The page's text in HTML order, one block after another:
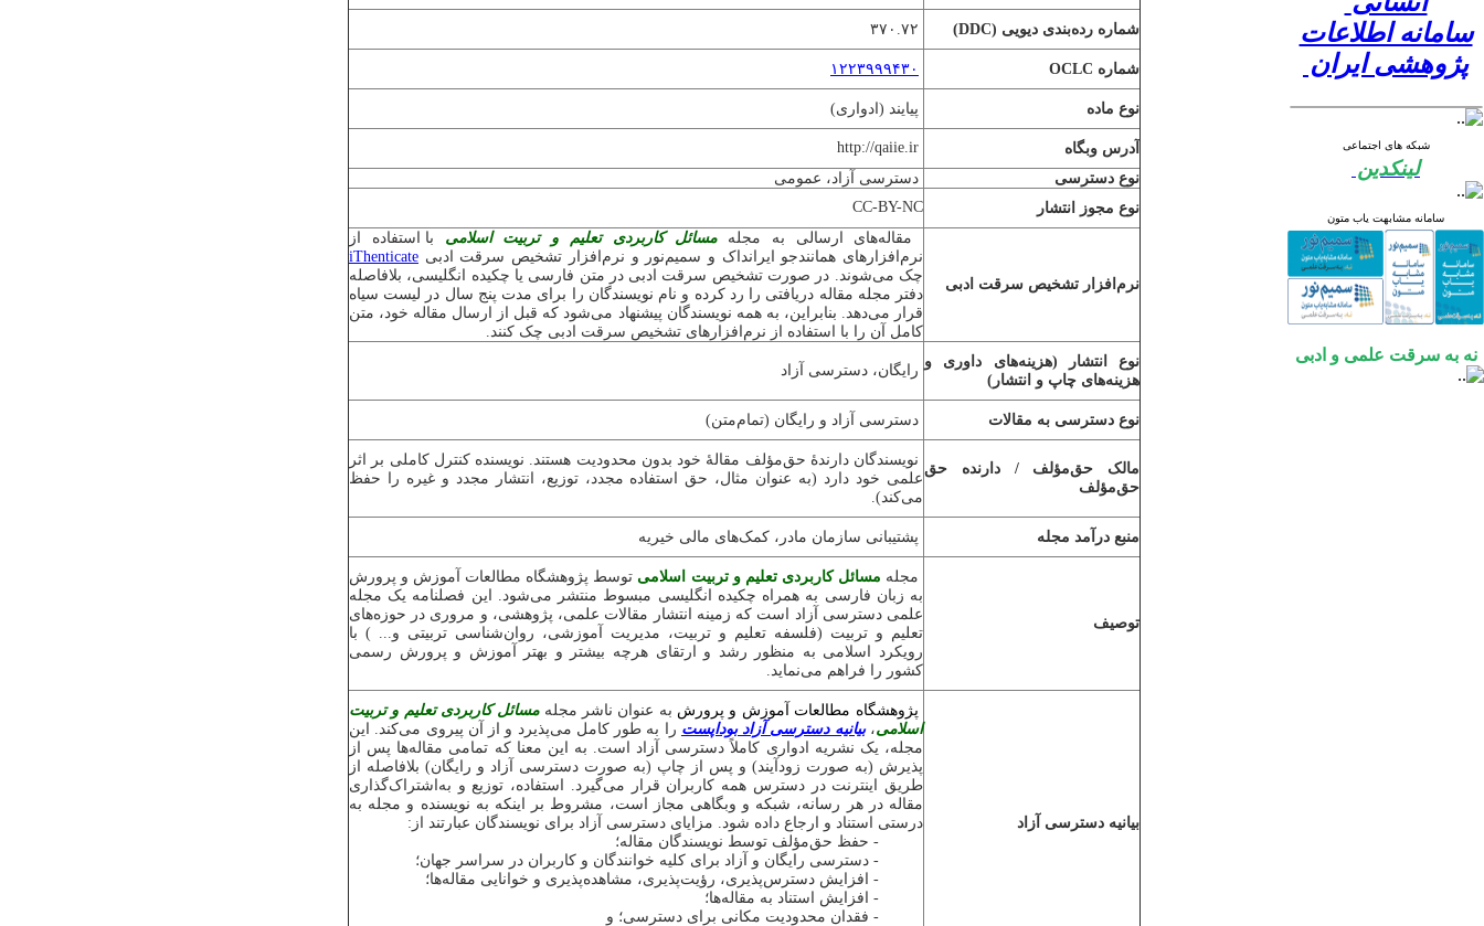
سامانه اطلاعات
پژوهشی ایران
شبکه های اجتماعی
لینکدین
سامانه مشابهت یاب متون
نه به سرقت علمی و ادبی
شماره رده‌بندی دیویی (DDC
)
شماره OCLC ۱۲۲۳۹۹۹۴۳۰
نوع ماده پیایند (ادواری)
آدرس وبگاه
http://qaiie.ir
نوع دسترسی
دسترسی آزاد، عمومی
نوع مجوز انتشار
CC-BY-NC
نرم‌افزار تشخیص سرقت ادبی
مقاله‌های ارسالی به مجلهمسائل کاربردی تعلیم و تربیت اسلامی
با استفاده از
نرم‌افزارهای همانندجو ایرانداک و سمیم‌نور و نرم‌افزار تشخیص سرقت ادبی iThenticate
چک می‌شوند. در صورت تشخیص سرقت ادبی در متن فارسی یا چکیده انگلیسی، بلافاصله
دفتر مجله مقاله دریافتی را رد کرده و نام نویسندگان را برای مدت پنج سال در لیست سیاه
قرار می‌دهد. بنابراین، به همه نویسندگان پیشنهاد می‌شود که قبل از ارسال مقاله خود، متن
کامل آن را با استفاده از نرم‌افزارهای تشخیص سرقت ادبی چک کنند.
نوع انتشار (هزینه‌های داوری و
هزینه‌های چاپ و انتشار)
رایگان، دسترسی آزاد
نوع دسترسی به مقالات دسترسی آزاد و رایگان (تمام‌متن)
مالک حق‌مؤلف / دارنده حق
حق‌مؤلف
نویسندگان دارندۀ حق‌مؤلف مقالۀ خود بدون محدودیت هستند. نویسنده کنترل کاملی بر اثر
علمی خود دارد (به عنوان مثال، حق استفاده مجدد، توزیع، انتشار مجدد و غیره را حفظ
می‌کند).
منبع درآمد مجله پشتیبانی سازمان مادر، کمک‌های مالی خیریه
توصیف
مجله مسائل کاربردی تعلیم و تربیت اسلامی توسط پژوهشگاه مطالعات آموزش و پرورش
به زبان فارسی به همراه چکیده انگلیسی مبسوط منتشر می‌شود. این فصلنامه یک مجله
علمی دسترسی آزاد است که زمینه انتشار مقالات علمی، پژوهشی، و مروری در حوزه‌های
تعلیم و تربیت (فلسفه تعلیم و تربیت، مدیریت آموزشی، روان‌شناسی تربیتی و... ) با
رویکرد اسلامی به منظور رشد و ارتقای هرچه بیشتر و بهتر آموزش و پرورش رسمی
کشور را فراهم می‌نماید.
بیانیه دسترسی آزاد
پژوهشگاه مطالعات آموزش و پرورش به عنوان ناشر مجلهمسائل کاربردی تعلیم و تربیت
اسلامی،بیانیه دسترسی آزاد بوداپست را به طور کامل می‌پذیرد و از آن پیروی می‌کند. این
مجله، یک نشریه ادواری کاملاً دسترسی آزاد است. به این معنا که تمامی مقاله‌ها پس از
پذیرش (به صورت زودآیند) و پس از چاپ (به صورت دسترسی آزاد و رایگان) بلافاصله از
طریق اینترنت در دسترس همه کاربران قرار می‌گیرد. استفاده، توزیع و به‌اشتراک‌گذاری
مقاله در هر رسانه، شبکه و وبگاهی مجاز است، مشروط بر اینکه به نویسنده و مجله به
درستی استناد و ارجاع داده شود. مزایای دسترسی آزاد برای نویسندگان عبارتند از:
- حفظ حق‌مؤلف توسط نویسندگان مقاله؛
- دسترسی رایگان و آزاد برای کلیه خوانندگان و کاربران در سراسر جهان؛
- افزایش دسترس‌پذیری، رؤیت‌پذیری، مشاهده‌پذیری و خوانایی مقاله‌ها؛
- افزایش استناد به مقاله‌ها؛
- فقدان محدودیت مکانی برای دسترسی؛ و